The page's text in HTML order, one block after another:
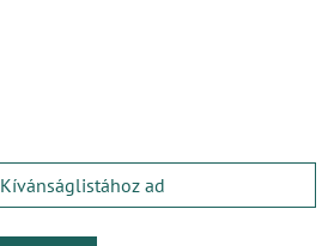
Kívánságlistához ad